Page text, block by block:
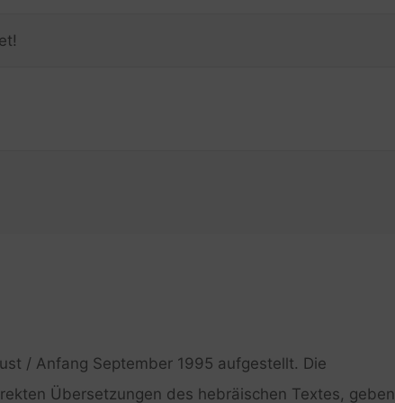
/ Anfang September 1995 aufgestellt. Die
Übersetzungen des hebräischen Textes, geben